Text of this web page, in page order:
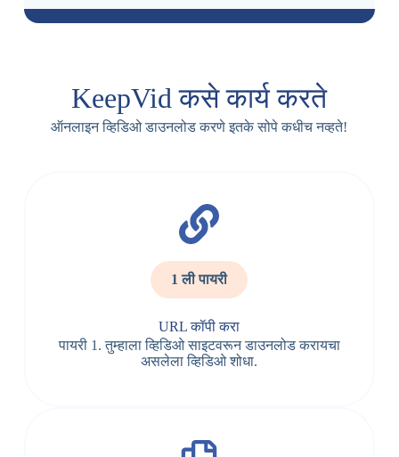
KeepVid कसे कार्य करते
ऑनलाइन व्हिडिओ डाउनलोड करणे इतके सोपे कधीच नव्हते!
1 ली पायरी
URL कॉपी करा
पायरी 1. तुम्हाला व्हिडिओ साइटवरून डाउनलोड करायचा
असलेला व्हिडिओ शोधा.